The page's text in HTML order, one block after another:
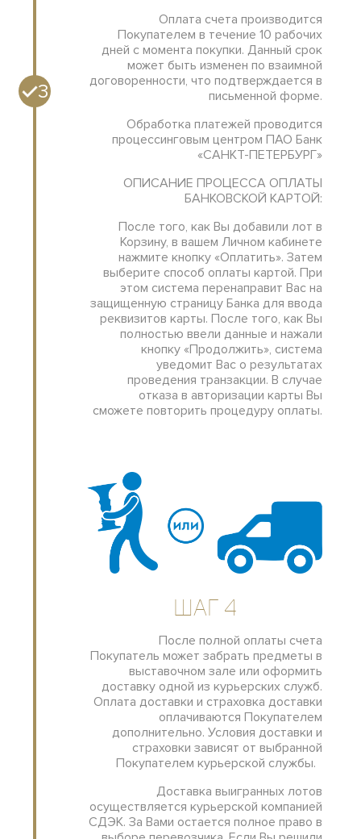
3
Оплата счета производится
Покупателем в течение 10 рабочих
дней с момента покупки. Данный срок
может быть изменен по взаимной
договоренности, что подтверждается в
письменной форме.
Обработка платежей проводится
процессинговым центром ПАО Банк
«САНКТ-ПЕТЕРБУРГ»
ОПИСАНИЕ ПРОЦЕССA ОПЛАТЫ
БАНКОВСКОЙ КАРТОЙ:
После того, как Вы добавили лот в
Корзину, в вашем Личном кабинете
нажмите кнопку «Оплатить». Затем
выберите способ оплаты картой. При
этом система перенаправит Вас на
защищенную страницу Банка для ввода
реквизитов карты. После того, как Вы
полностью ввели данные и нажали
кнопку «Продолжить», система
уведомит Вас о результатах
проведения транзакции. В случае
отказа в авторизации карты Вы
сможете повторить процедуру оплаты.
Шаг 4
После полной оплаты счета
Покупатель может забрать предметы в
выставочном зале или оформить
доставку одной из курьерских служб.
Оплата доставки и страховка доставки
оплачиваются Покупателем
дополнительно. Условия доставки и
страховки зависят от выбранной
Покупателем курьерской службы.
Доставка выигранных лотов
осуществляется курьерской компанией
СДЭК. За Вами остается полное право в